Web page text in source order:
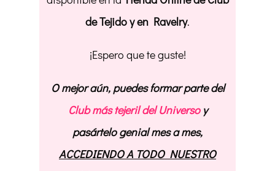
de Tejido y en Ravelry.
¡Espero que te guste!
O mejor aún, puedes formar parte del
Club más tejeril del Universoy
pasártelo genial mes a mes,
ACCEDIENDO A TODO NUESTRO